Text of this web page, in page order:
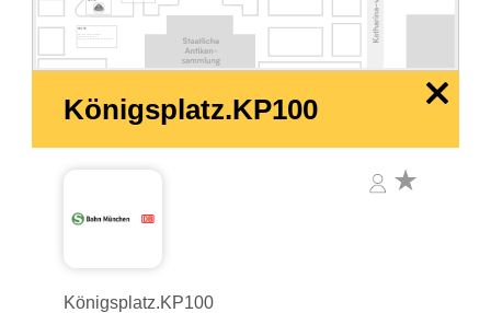
KP155
Königsplatz.KP100
Königsplatz.KP100